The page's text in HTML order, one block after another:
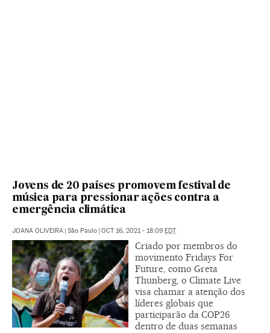
Jovens de 20 países promovem festival de
música para pressionar ações contra a
emergência climática
JOANA OLIVEIRA São Paulo OCT 16, 2021 - 18:09 EDT
Criado por membros do
movimento Fridays For
Future, como Greta
Thunberg, o Climate Live
visa chamar a atenção dos
líderes globais que
participarão da COP26
dentro de duas semanas